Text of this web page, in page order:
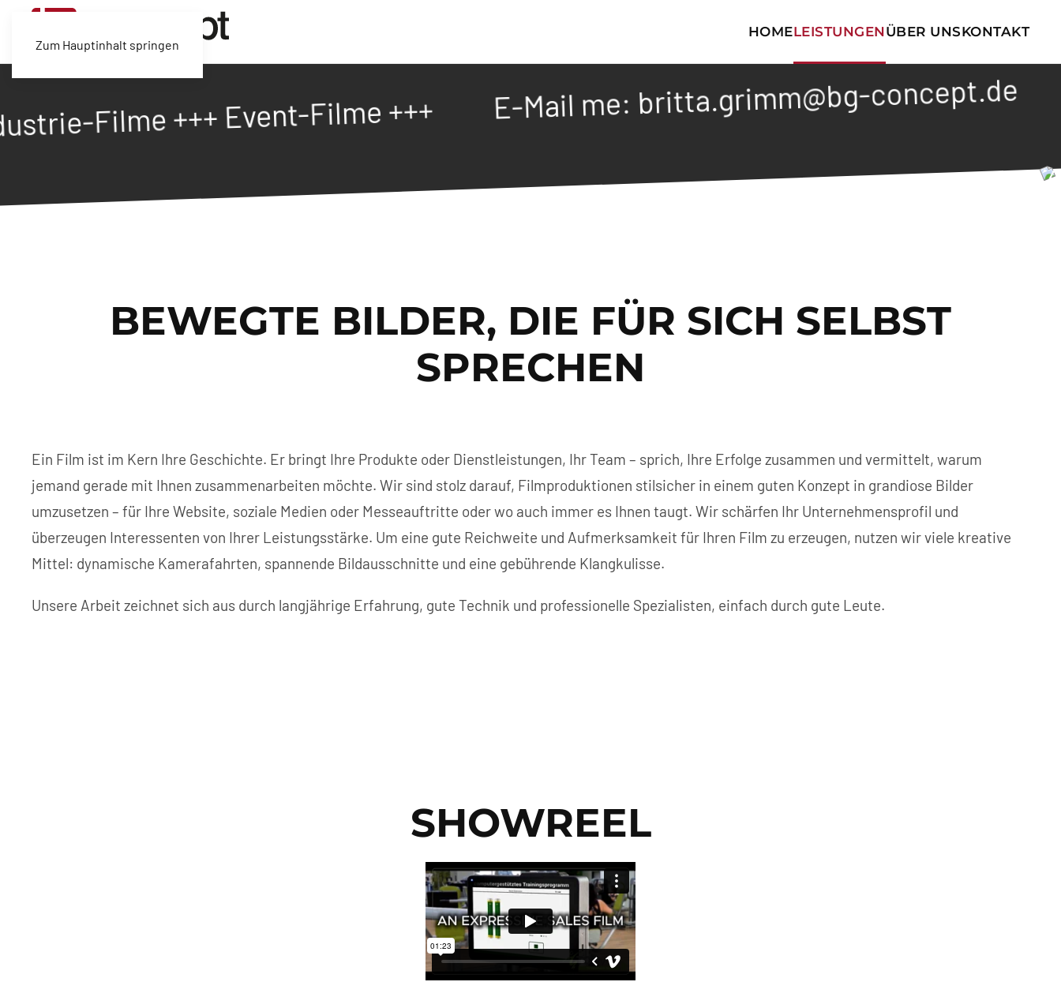
Zum Hauptinhalt springen
HOMELEISTUNGENÜBER UNSKONTAKT
+++ Event-Filme +++ E-Mail me:britta.grimm@bg-concept.de +++
BEWEGTE BILDER, DIE FÜR SICH SELBST
SPRECHEN
Ein Film ist im Kern Ihre Geschichte. Er bringt Ihre Produkte oder Dienstleistungen, Ihr Team – sprich, Ihre Erfolge zusammen und vermittelt, warum
jemand gerade mit Ihnen zusammenarbeiten möchte. Wir sind stolz darauf, Filmproduktionen stilsicher in einem guten Konzept in grandiose Bilder
umzusetzen – für Ihre Website, soziale Medien oder Messeauftritte oder wo auch immer es Ihnen taugt. Wir schärfen Ihr Unternehmensprofil und
überzeugen Interessenten von Ihrer Leistungsstärke. Um eine gute Reichweite und Aufmerksamkeit für Ihren Film zu erzeugen, nutzen wir viele kreative
Mittel: dynamische Kamerafahrten, spannende Bildausschnitte und eine gebührende Klangkulisse.
Unsere Arbeit zeichnet sich aus durch langjährige Erfahrung, gute Technik und professionelle Spezialisten, einfach durch gute Leute.
SHOWREEL